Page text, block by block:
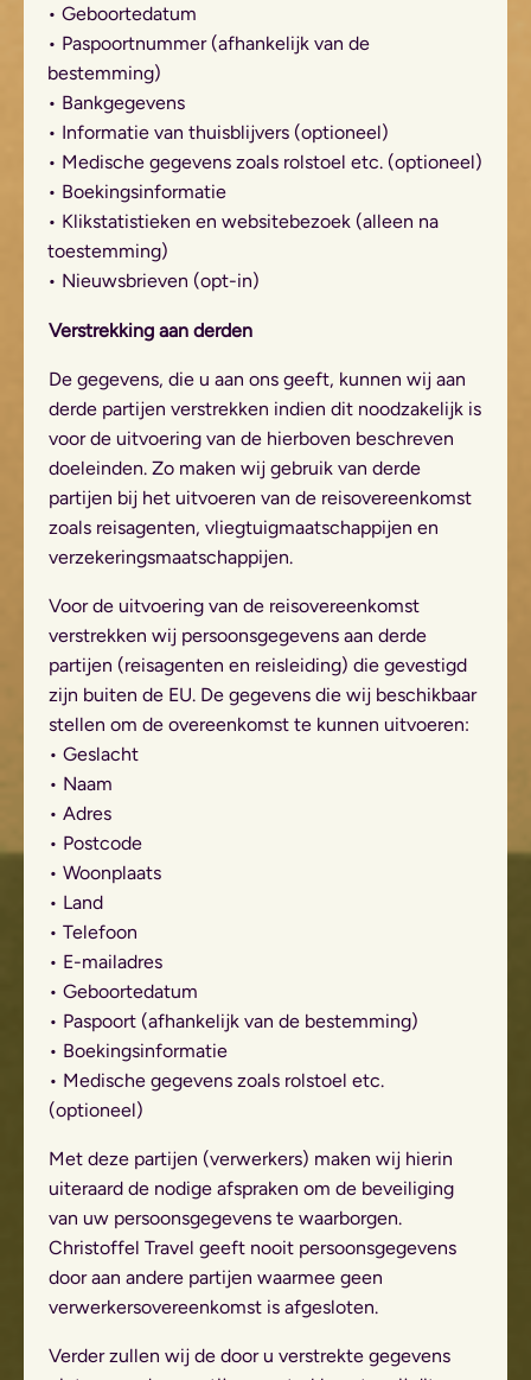
• Geboortedatum
• Paspoortnummer (afhankelijk van de
bestemming)
• Bankgegevens
• Informatie van thuisblijvers (optioneel)
• Medische gegevens zoals rolstoel etc. (optioneel)
• Boekingsinformatie
• Klikstatistieken en websitebezoek (alleen na
toestemming)
• Nieuwsbrieven (opt-in)
Verstrekking aan derden
De gegevens, die u aan ons geeft, kunnen wij aan
derde partijen verstrekken indien dit noodzakelijk is
voor de uitvoering van de hierboven beschreven
doeleinden. Zo maken wij gebruik van derde
partijen bij het uitvoeren van de reisovereenkomst
zoals reisagenten, vliegtuigmaatschappijen en
verzekeringsmaatschappijen.
Voor de uitvoering van de reisovereenkomst
verstrekken wij persoonsgegevens aan derde
partijen (reisagenten en reisleiding) die gevestigd
zijn buiten de EU. De gegevens die wij beschikbaar
stellen om de overeenkomst te kunnen uitvoeren:
• Geslacht
• Naam
• Adres
• Postcode
• Woonplaats
• Land
• Telefoon
• E-mailadres
• Geboortedatum
• Paspoort (afhankelijk van de bestemming)
• Boekingsinformatie
• Medische gegevens zoals rolstoel etc.
(optioneel)
Met deze partijen (verwerkers) maken wij hierin
uiteraard de nodige afspraken om de beveiliging
van uw persoonsgegevens te waarborgen.
Christoffel Travel geeft nooit persoonsgegevens
door aan andere partijen waarmee geen
verwerkersovereenkomst is afgesloten.
Verder zullen wij de door u verstrekte gegevens